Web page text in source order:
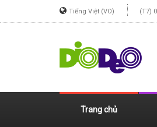
Tiếng Việt (VO) (T7)
Trang chủ